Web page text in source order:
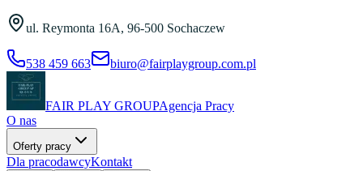
Przejdź do treści
ul. Reymonta 16A, 96-500 Sochaczew
538 459 663 biuro@fairplaygroup.com.pl
FAIR PLAY GROUPAgencja Pracy
O nas
Oferty pracy
Dla pracodawcyKontakt